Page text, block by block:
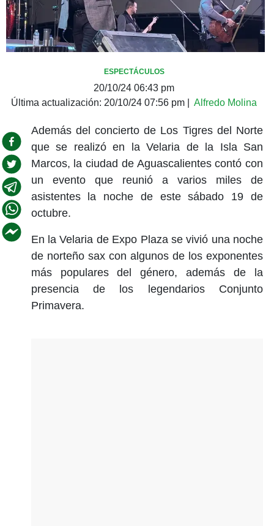
ESPECTÁCULOS
20/10/24 06:43 pm
Última actualización: 20/10/24 07:56 pm Alfredo Molina
Además del concierto de Los Tigres del Norte
que se realizó en la Velaria de la Isla San
Marcos, la ciudad de Aguascalientes contó con
un evento que reunió a varios miles de
asistentes la noche de este sábado 19 de
octubre.
En la Velaria de Expo Plaza se vivió una noche
de norteño sax con algunos de los exponentes
más populares del género, además de la
presencia de los legendarios Conjunto
Primavera.